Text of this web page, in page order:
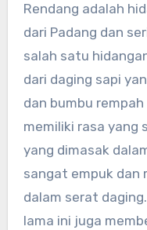
Rendang adalah
dari Padang dan
salah satu
dari daging sapi
dan bumbu
memiliki rasa yang
yang dimasak
sangat empuk dan
dalam serat
lama ini juga